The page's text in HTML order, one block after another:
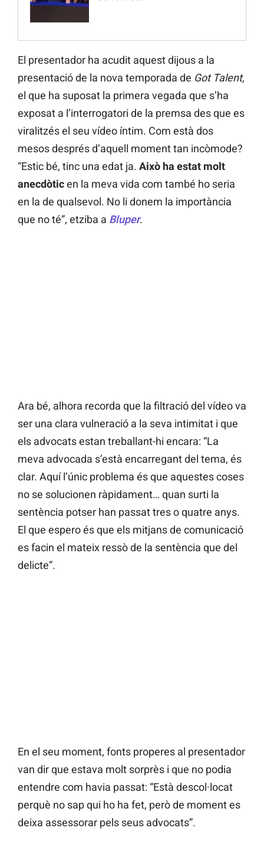
El presentador ha acudit aquest dijous a la
presentació de la nova temporada de Got Talent,
el que ha suposat la primera vegada que s’ha
exposat a l’interrogatori de la premsa des que es
viralitzés el seu vídeo íntim. Com està dos
mesos després d’aquell moment tan incòmode?
“Estic bé, tinc una edat ja. Això ha estat molt
anecdòticen la meva vida com també ho seria
en la de qualsevol. No li donem la importància
que no té”, etziba a Bluper.
Ara bé, alhora recorda que la filtració del vídeo va
ser una clara vulneració a la seva intimitat i que
els advocats estan treballant-hi encara: “La
meva advocada s’està encarregant del tema, és
clar. Aquí l’únic problema és que aquestes coses
no se solucionen ràpidament… quan surti la
sentència potser han passat tres o quatre anys.
El que espero és que els mitjans de comunicació
es facin el mateix ressò de la sentència que del
delicte”.
En el seu moment, fonts properes al presentador
van dir que estava molt sorprès i que no podia
entendre com havia passat: “Està descol·locat
perquè no sap qui ho ha fet, però de moment es
deixa assessorar pels seus advocats”.